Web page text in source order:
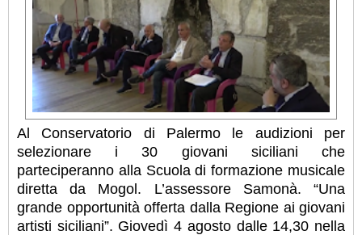
Al Conservatorio di Palermo le audizioni per
selezionare i 30 giovani siciliani che
parteciperanno alla Scuola di formazione musicale
diretta da Mogol. L’assessore Samonà. “Una
grande opportunità offerta dalla Regione ai giovani
artisti siciliani”. Giovedì 4 agosto dalle 14,30 nella